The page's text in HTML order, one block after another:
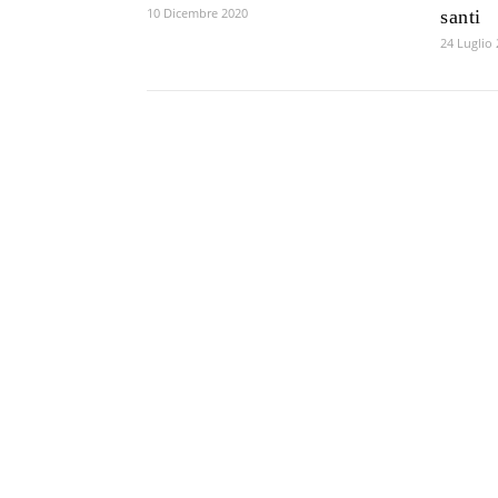
10 Dicembre 2020 santi
24 Luglio